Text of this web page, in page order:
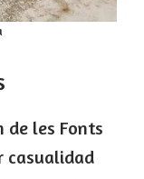
de les Fonts
casualidad